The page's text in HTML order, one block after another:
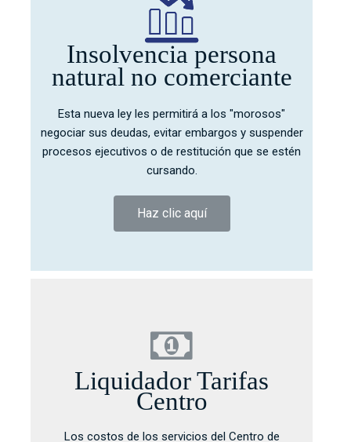
Insolvencia persona
natural no comerciante
Esta nueva ley les permitirá a los "morosos"
negociar sus deudas, evitar embargos y suspender
procesos ejecutivos o de restitución que se estén
cursando.
Haz clic aquí
Liquidador Tarifas
Centro
Los costos de los servicios del Centro de